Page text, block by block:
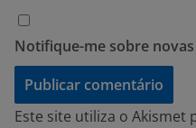
Notifique-me sobre
Este site utiliza o Akismet